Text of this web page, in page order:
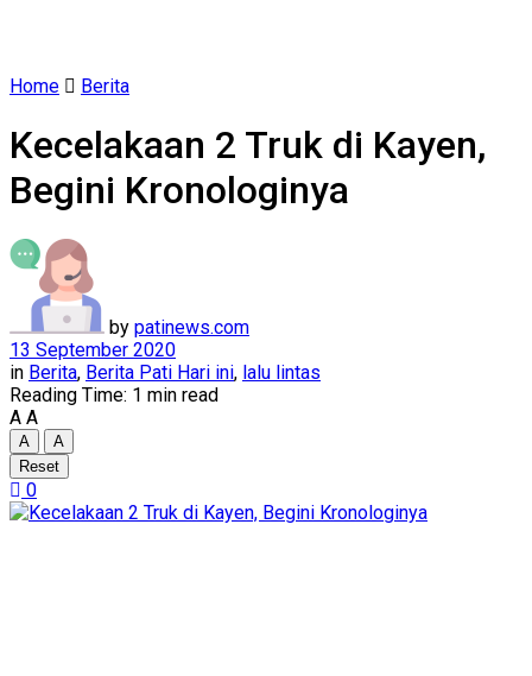
Home Berita
Kecelakaan 2 Truk di Kayen,
Begini Kronologinya
by patinews.com
13 September 2020
in Berita, Berita Pati Hari ini, lalu lintas
Reading Time: 1 min read
A A
A
A
Reset
0